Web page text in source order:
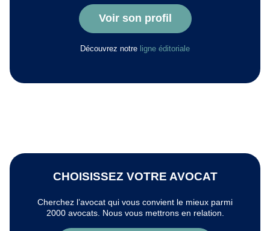
Voir son profil
Découvrez notre ligne éditoriale
CHOISISSEZ VOTRE AVOCAT
Cherchez l’avocat qui vous convient le mieux parmi
2000 avocats. Nous vous mettrons en relation.